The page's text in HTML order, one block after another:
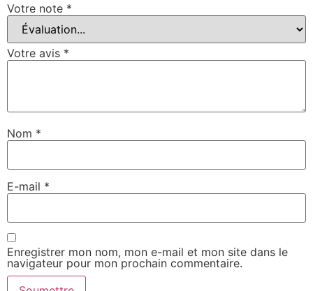
Votre note *
Votre avis *
Nom *
E-mail *
Enregistrer mon nom, mon e-mail et mon site dans le
navigateur pour mon prochain commentaire.